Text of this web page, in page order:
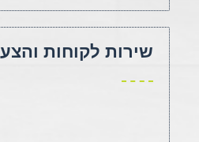
שירות לקוחות